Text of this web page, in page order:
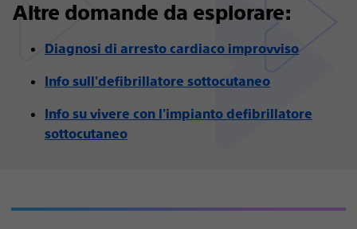
Altre domande da esplorare:
Diagnosi di arresto cardiaco improvviso
Info sull'defibrillatore sottocutaneo
Info su vivere con l'impianto defibrillatore
sottocutaneo